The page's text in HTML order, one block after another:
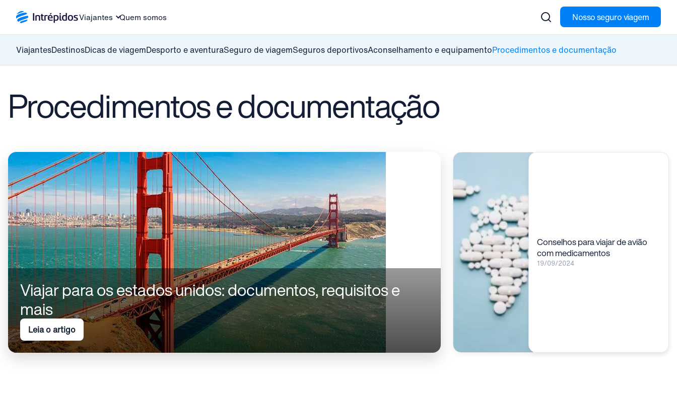
Viajantes Quem somos Nosso seguro viagem
ViajantesDestinosDicas de viagemDesporto e aventuraSeguro de viagemSeguros deportivosAconselhamento e equipamentoProcedimentos e documentação
Procedimentos e documentação
Viajar para os estados unidos: documentos, requisitos e
mais
Leia o artigo
Conselhos para viajar de avião
com medicamentos
19/09/2024